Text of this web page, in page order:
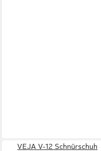
VEJA V-12 Schnürschuh